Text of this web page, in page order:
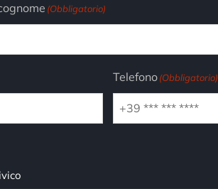
(Obbligatorio)
Telefono(Obbligatorio)